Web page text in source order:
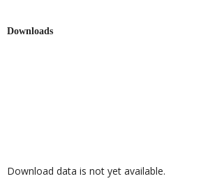
Downloads
Download data is not yet available.